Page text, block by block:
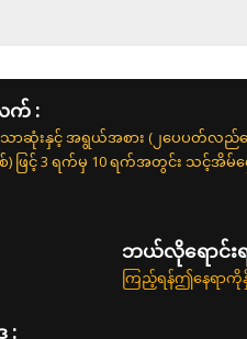
က် :
းနှင့် အရွယ်အစား (၂ပေပတ်လည်အော
စ်) ဖြင့် 3 ရက်မှ 10 ရက်အတွင်း သင့်အိ
ဘယ်လိုရောင်း
ကြည့်ရန်ဤနေရာကို
: